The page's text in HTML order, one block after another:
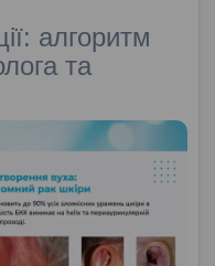
алгоритм
та